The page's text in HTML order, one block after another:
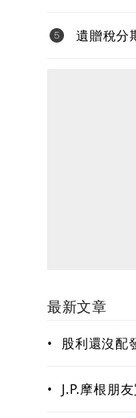
步上演
最新文章
•
股利還沒配發
•
J.P.摩根朋